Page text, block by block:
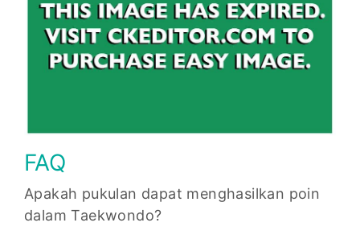
FAQ
Apakah pukulan dapat menghasilkan poin
dalam Taekwondo?